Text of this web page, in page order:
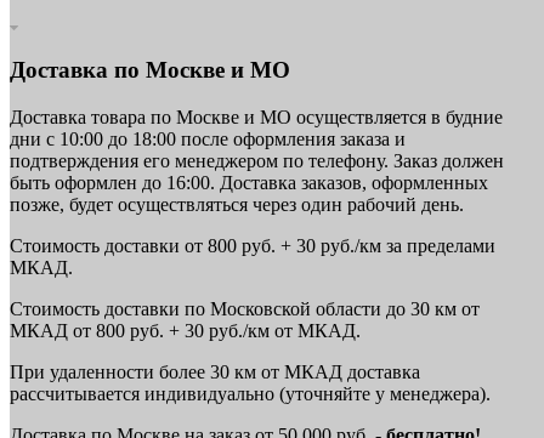
Доставка по Москве и МО
Доставка товара по Москве и МО осуществляется в будние
дни с 10:00 до 18:00 после оформления заказа и
подтверждения его менеджером по телефону. Заказ должен
быть оформлен до 16:00. Доставка заказов, оформленных
позже, будет осуществляться через один рабочий день.
Стоимость доставки от 800 руб. + 30 руб./км за пределами
МКАД.
Стоимость доставки по Московской области до 30 км от
МКАД от 800 руб. + 30 руб./км от МКАД.
При удаленности более 30 км от МКАД доставка
рассчитывается индивидуально (уточняйте у менеджера).